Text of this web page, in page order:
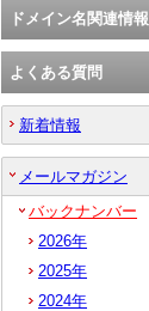
ドメイン名関連情報
よくある質問
新着情報
メールマガジン
バックナンバー
2026年
2025年
2024年